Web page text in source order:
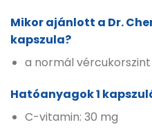
Mikor ajánlott a Dr.
kapszula?
a normál
Hatóanyagok 1
C-vitamin: 30 mg